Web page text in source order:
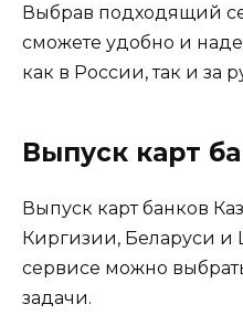
Выбрав подходящий
сможете удобно и
как в России, так и за
Выпуск карт
Выпуск карт банков
Киргизии, Беларуси
сервисе можно
задачи.